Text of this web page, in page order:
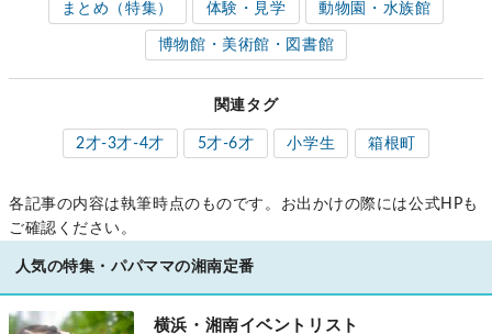
まとめ（特集） 体験・見学 動物園・水族館
博物館・美術館・図書館
関連タグ
2才-3才-4才 5才-6才 小学生 箱根町
各記事の内容は執筆時点のものです。お出かけの際には公式HPも
ご確認ください。
人気の特集・パパママの湘南定番
横浜・湘南イベントリスト